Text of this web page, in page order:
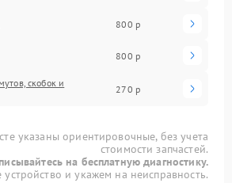
800 р
800 р
скобок и
270 р
указаны ориентировочные, без учета
стоимости запчастей.
на бесплатную диагностику.
и укажем на неисправность.